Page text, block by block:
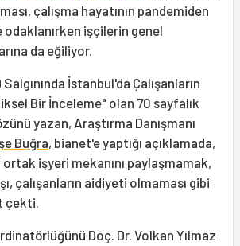
çalışma hayatının pandemiden
odaklanırken işçilerin genel
da eğiliyor.
İstanbul'da Çalışanların
Bir İnceleme" olan 70 sayfalık
yazan, Araştırma Danışmanı
Buğra, bianet'e yaptığı açıklamada,
ortak işyeri mekanını paylaşmamak,
çalışanların aidiyeti olmaması gibi
çekti.
Doç. Dr. Volkan Yılmaz